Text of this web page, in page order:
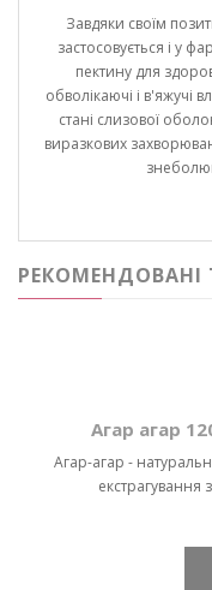
Завдяки своїм
застосовується і у
пектину для
обволікаючі і в'яжучі
стані слизової
виразкових
РЕКОМЕНДОВАНІ
Агар агар
Агар-агар -
екстрагування